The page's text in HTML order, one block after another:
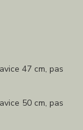
47 cm, pas
50 cm, pas